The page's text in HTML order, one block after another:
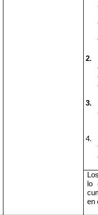
2.
3.
4.
lo
en